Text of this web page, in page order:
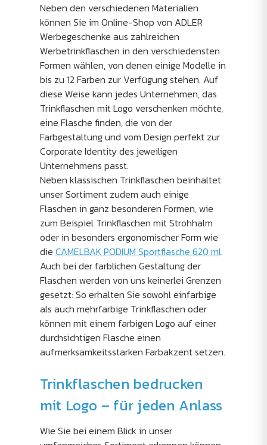
Neben den verschiedenen Materialien
können Sie im Online-Shop von ADLER
Werbegeschenke aus zahlreichen
Werbetrinkflaschen in den verschiedensten
Formen wählen, von denen einige Modelle in
bis zu 12 Farben zur Verfügung stehen. Auf
diese Weise kann jedes Unternehmen, das
Trinkflaschen mit Logo verschenken möchte,
eine Flasche finden, die von der
Farbgestaltung und vom Design perfekt zur
Corporate Identity des jeweiligen
Unternehmens passt.
Neben klassischen Trinkflaschen beinhaltet
unser Sortiment zudem auch einige
Flaschen in ganz besonderen Formen, wie
zum Beispiel Trinkflaschen mit Strohhalm
oder in besonders ergonomischer Form wie
die CAMELBAK PODIUM Sportflasche 620 ml.
Auch bei der farblichen Gestaltung der
Flaschen werden von uns keinerlei Grenzen
gesetzt: So erhalten Sie sowohl einfarbige
als auch mehrfarbige Trinkflaschen oder
können mit einem farbigen Logo auf einer
durchsichtigen Flasche einen
aufmerksamkeitsstarken Farbakzent setzen.
Trinkflaschen bedrucken
mit Logo – für jeden Anlass
Wie Sie bei einem Blick in unser